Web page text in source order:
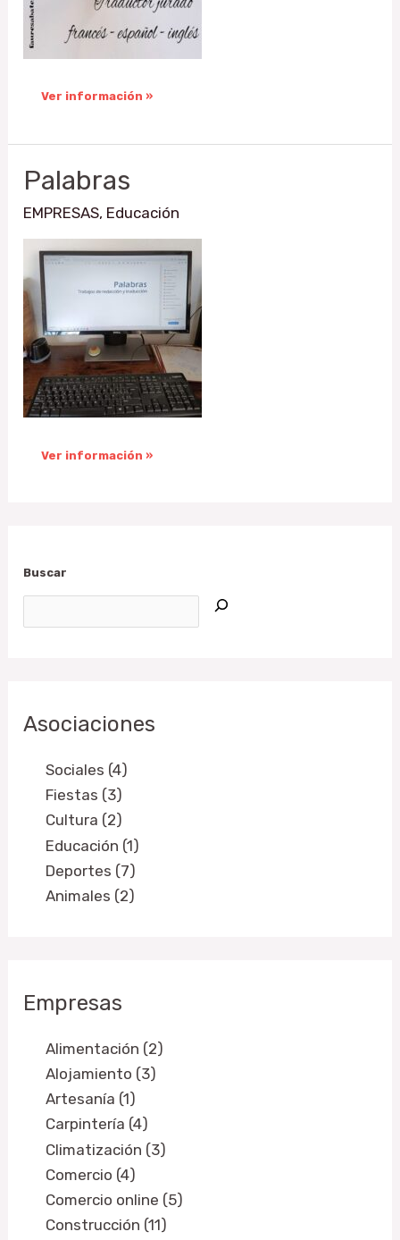
Ver información »
Palabras
EMPRESAS, Educación
Palabras
Ver información »
Buscar
Asociaciones
Sociales (4)
Fiestas (3)
Cultura (2)
Educación (1)
Deportes (7)
Animales (2)
Empresas
Alimentación (2)
Alojamiento (3)
Artesanía (1)
Carpintería (4)
Climatización (3)
Comercio (4)
Comercio online (5)
Construcción (11)